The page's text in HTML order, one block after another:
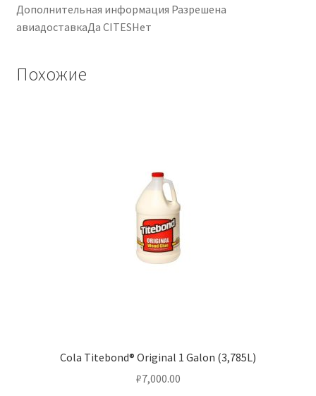
Дополнительная информация Разрешена
авиадоставкаДа CITESНет
Похожие
Cola Titebond® Original 1 Galon (3,785L)
₽7,000.00